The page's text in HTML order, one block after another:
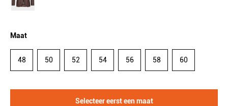
Maat
48 50 52 54 56 58 60
Selecteer eerst een maat